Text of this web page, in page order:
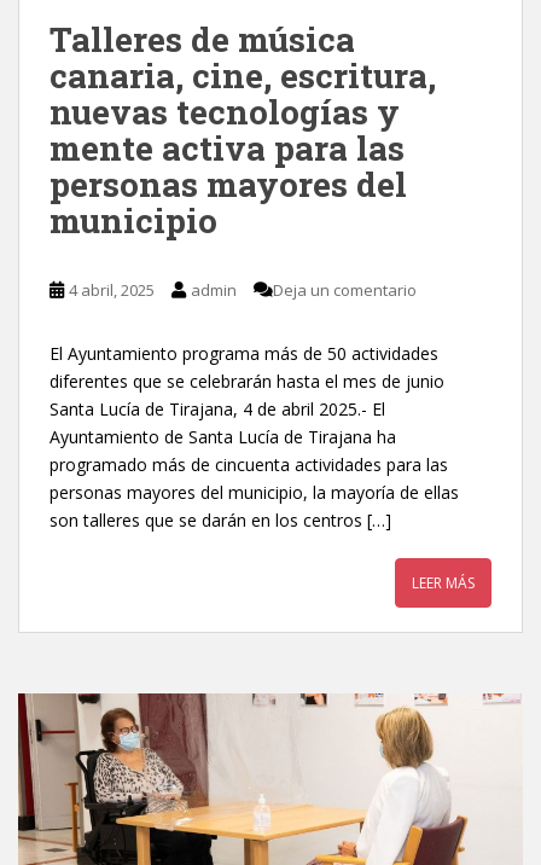
Talleres de música
canaria, cine, escritura,
nuevas tecnologías y
mente activa para las
personas mayores del
municipio
4 abril, 2025 admin Deja un comentario
El Ayuntamiento programa más de 50 actividades
diferentes que se celebrarán hasta el mes de junio
Santa Lucía de Tirajana, 4 de abril 2025.- El
Ayuntamiento de Santa Lucía de Tirajana ha
programado más de cincuenta actividades para las
personas mayores del municipio, la mayoría de ellas
son talleres que se darán en los centros […]
LEER MÁS